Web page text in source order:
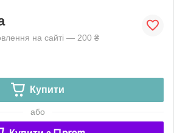
на сайті — 200 ₴
Купити
або